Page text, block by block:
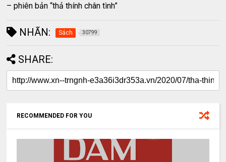
– phiên bản “thả thính chân tình”
NHÃN: Sách 30799
SHARE:
RECOMMENDED FOR YOU